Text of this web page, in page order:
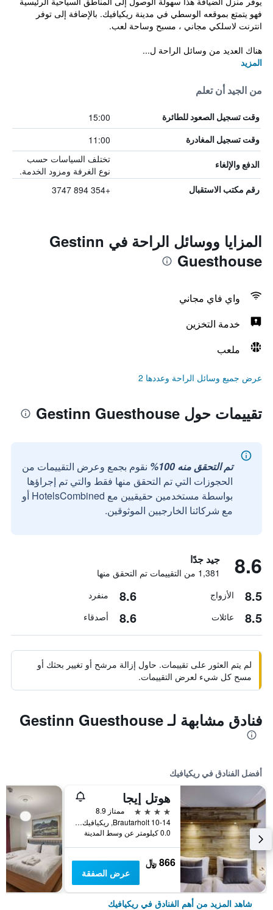
فهو يتمتع بموقعه الوسطي في مدينة ريكيافيك. بالإضافة إلى توفر
انترنت لاسلكي مجاني ، مسبح وساحة لعب.
هناك العديد من وسائل الراحة ل...
المزيد
من الجيد أن تعلم
وقت تسجيل الصعود للطائرة 15:00
وقت تسجيل المغادرة 11:00
الدفع والإلغاء
تختلف السياسات حسب
نوع الغرفة ومزود الخدمة.
رقم مكتب الاستقبال +354 894 3747
المزايا ووسائل الراحة في Gestinn
Guesthouse
واي فاي مجاني
خدمة التخزين
ملعب
عرض جميع وسائل الراحة وعددها 2
تقييمات حول Gestinn Guesthouse
تم التحقق منه 100%
نقوم بجمع وعرض التقييمات من
الحجوزات التي تم التحقق منها فقط والتي تم إجراؤها
بواسطة مستخدمين حقيقيين مع HotelsCombined أو
مع شركائنا الخارجيين الموثوقين.
8.6 جيد جدًا
1,381 من التقييمات تم التحقق منها
8.5 الأزواج 8.6 منفرد
8.5 عائلات 8.6 أصدقاء
لم يتم العثور على تقييمات. حاول إزالة مرشح أو تغيير بحثك أو
مسح كل شيء لعرض التقييمات.
فنادق مشابهة لـ Gestinn Guesthouse
أفضل الفنادق في ريكيافيك
هوتل إيجا
4 نجوم
ممتاز 8.9
Brautarholt 10-14, ريكيافيك, أيسلندا
0.0 كيلومتر عن وسط المدينة
866 ﷼
عرض الصفقة
شاهد المزيد من أهم الفنادق في ريكيافيك